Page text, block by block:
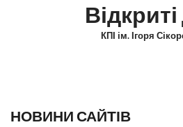
Відкриті
КПІ ім. Ігоря
НОВИНИ САЙТІВ